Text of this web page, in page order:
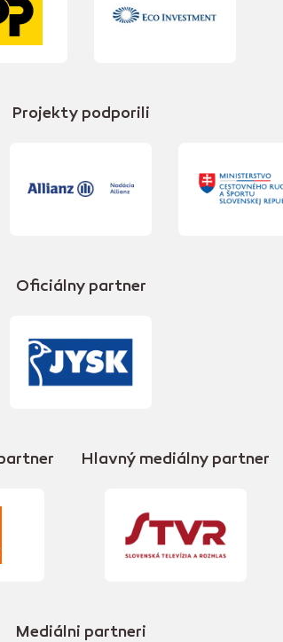
Projekty podporili
Oficiálny partner
Hlavný mediálny partner
Mediálni partneri